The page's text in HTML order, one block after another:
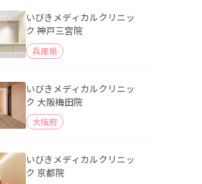
いびきメディカルクリニッ
ク 神戸三宮院
兵庫県
いびきメディカルクリニッ
ク 大阪梅田院
大阪府
いびきメディカルクリニッ
ク 京都院